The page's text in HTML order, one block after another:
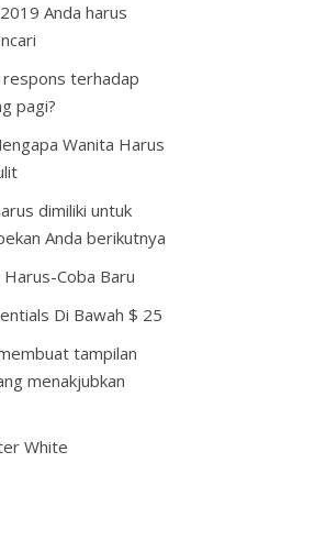
Anda harus
terhadap
pagi?
Wanita Harus
dimiliki untuk
Anda berikutnya
Harus-Coba Baru
Di Bawah $ 25
tampilan
menakjubkan
White